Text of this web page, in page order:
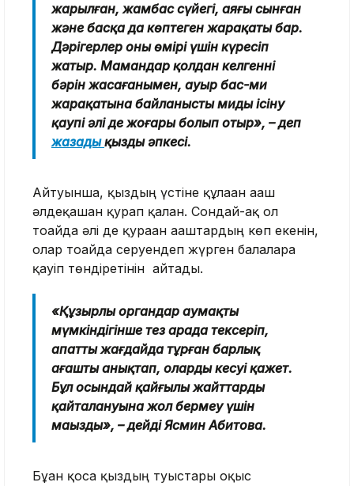
жарылған, жамбас сүйегі, аяғы сынған
және басқа да көптеген жарақаты бар.
Дәрігерлер оның өмірі үшін күресіп
жатыр. Мамандар қолдан келгеннің
бәрін жасағанымен, ауыр бас-ми
жарақатына байланысты мидың ісіну
қаупі әлі де жоғары болып отыр», – деп
жазадықыздың әпкесі.
Айтуынша, қыздың үстіне құлаған ағаш
әлдеқашан қурап қалған. Сондай-ақ ол
тоғайда әлі де қураған ағаштардың көп екенін,
олар тоғайда серуендеп жүрген балаларға
қауіп төндіретінін айтады.
«Құзырлы органдар аумақты
мүмкіндігінше тез арада тексеріп,
апатты жағдайда тұрған барлық
ағашты анықтап, оларды кесуі қажет.
Бұл осындай қайғылы жайттардың
қайталануына жол бермеу үшін
маңызды», – дейді Ясмин Абитова.
Бұған қоса қыздың туыстары оқыс